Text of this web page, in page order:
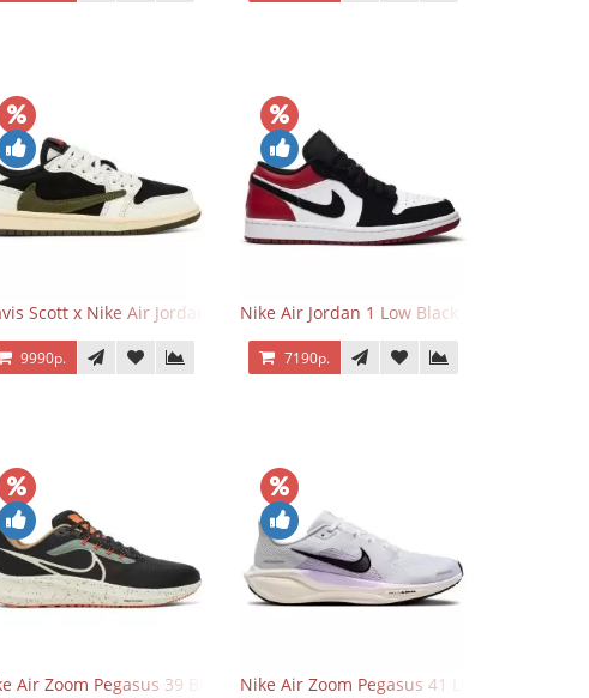
Low OG Voodoo
Scott x Nike Air Jordan 1 Retro Low OG SP Olive
9990р.
Nike Air Jordan 1 Low Black Toe
7190р.
Air Zoom Pegasus 39 Black White OrangeNike Air Zoom Pegasus 41 Lilac Bloom